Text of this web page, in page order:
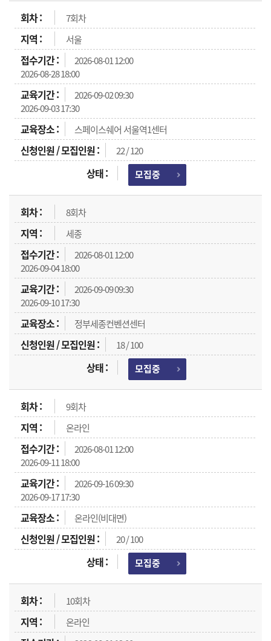
7회차
서울
2026-08-01 12:00
2026-08-28 18:00
2026-09-02 09:30
2026-09-03 17:30
스페이스쉐어 서울역1센터
22 / 120
모집중
8회차
세종
2026-08-01 12:00
2026-09-04 18:00
2026-09-09 09:30
2026-09-10 17:30
정부세종컨벤션센터
18 / 100
모집중
9회차
온라인
2026-08-01 12:00
2026-09-11 18:00
2026-09-16 09:30
2026-09-17 17:30
온라인(비대면)
20 / 100
모집중
10회차
온라인